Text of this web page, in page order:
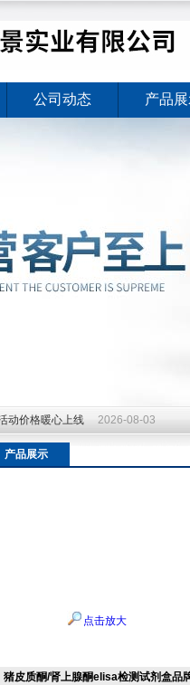
公司动态 产品
动价格暖心上线 2026-08-03
动价格暖心上线
2026-08-03
产品展示
点击放大
猪皮质酮/肾上腺酮elisa检测试剂盒品